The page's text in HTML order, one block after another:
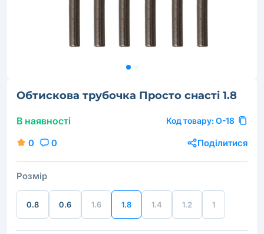
Обтискова трубочка Просто снастi 1.8
В наявності Код товару: O-18
0 0 Поділитися
Розмір
0.8 0.6 1.6 1.8 1.4 1.2 1